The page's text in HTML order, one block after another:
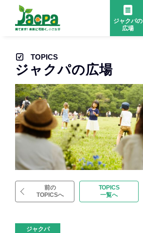
ジャクパの
広場
TOPICS
ジャクパの広場
前の
TOPICSへ
TOPICS
一覧へ
ジャクパ